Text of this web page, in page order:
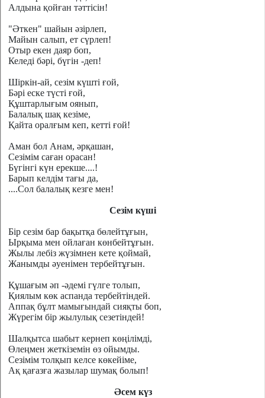
Алдына қойған тәттісін!
"Әткен" шайын әзірлеп,
Майын салып, ет сүрлеп!
Отыр екен даяр боп,
Келеді бәрі, бүгін -деп!
Шіркін-ай, сезім күшті ғой,
Бәрі еске түсті ғой,
Құштарлығым оянып,
Балалық шақ кезіме,
Қайта оралғым кеп, кетті ғой!
Аман бол Анам, әрқашан,
Сезімім саған орасан!
Бүгінгі күн ерекше....!
Барып келдім тағы да,
....Сол балалық кезге мен!
Сезім күші
Бір сезім бар бақытқа бөлейтұғын,
Ырқыма мен ойлаған көнбейтұғын.
Жылы лебіз жүзімнен кете қоймай,
Жанымды әуенімен тербейтұғын.
Құшағым әп -әдемі гүлге толып,
Қиялым көк аспанда тербейтіндей.
Аппақ бұлт мамығындай сияқты боп,
Жүрегім бір жылулық сезетіндей!
Шалқытса шабыт кернеп көңілімді,
Өлеңмен жеткіземін өз ойымды.
Сезімім толқып келсе көкейіме,
Ақ қағазға жазылар шумақ болып!
Әсем күз